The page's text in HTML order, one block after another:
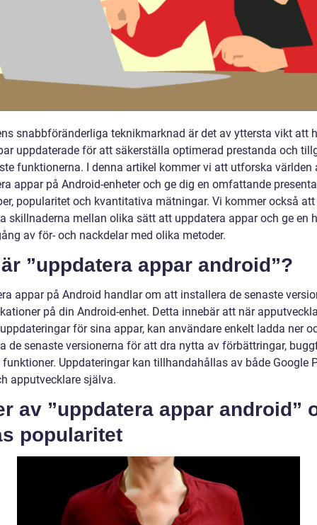
snabbföränderliga teknikmarknad är det av yttersta vikt att
uppdaterade för att säkerställa optimerad prestanda och
funktionerna. I denna artikel kommer vi att utforska världen
appar på Android-enheter och ge dig en omfattande
popularitet och kvantitativa mätningar. Vi kommer också att
skillnaderna mellan olika sätt att uppdatera appar och ge en
av för- och nackdelar med olika metoder.
”uppdatera appar android”?
appar på Android handlar om att installera de senaste
på din Android-enhet. Detta innebär att när
för sina appar, kan användare enkelt ladda ner
de senaste versionerna för att dra nytta av förbättringar,
Uppdateringar kan tillhandahållas av både Google
apputvecklare själva.
av ”uppdatera appar android”
popularitet